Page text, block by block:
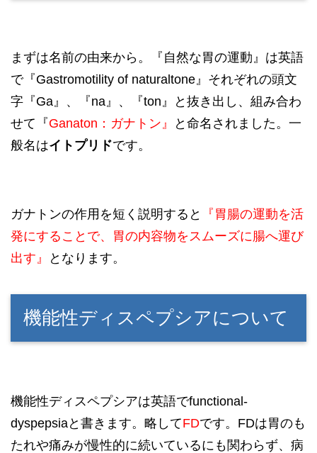
まずは名前の由来から。『自然な胃の運動』は英語
で『Gastromotility of naturaltone』それぞれの頭文
字『Ga』、『na』、『ton』と抜き出し、組み合わ
せて『Ganaton：ガナトン』
と命名されました。一
般名はイトプリドです。
ガナトンの作用を短く説明すると
『胃腸の運動を活
発にすることで、胃の内容物をスムーズに腸へ運び
出す』
となります。
機能性ディスペプシアについて
機能性ディスペプシアは英語でfunctional-
dyspepsiaと書きます。略してFDです。FDは胃のも
たれや痛みが慢性的に続いているにも関わらず、病